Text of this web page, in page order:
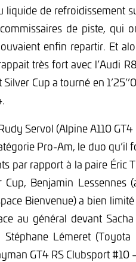
liquide de refroidissement
de piste, qui
enfin repartir. Et
très fort avec l’Audi
Cup a tourné en
Servol (Alpine A110
Pro-Am, le duo qu’il
par rapport à la paire
Cup, Benjamin Lessennes
Bienvenue) a bien
au général devant
Stéphane Lémeret
GT4 RS Clubsport